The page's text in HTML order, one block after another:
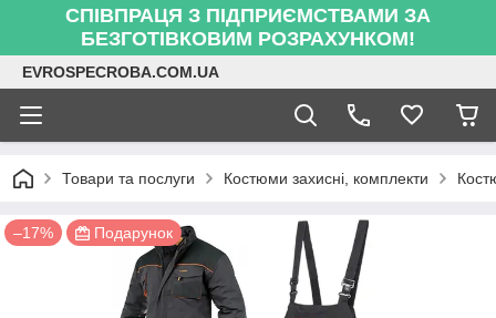
СПІВПРАЦЯ З ПІДПРИЄМСТВАМИ ЗА
БЕЗГОТІВКОВИМ РОЗРАХУНКОМ!
EVROSPECROBA.COM.UA
Товари та послуги Костюми захисні, комплекти
–17% Подарунок